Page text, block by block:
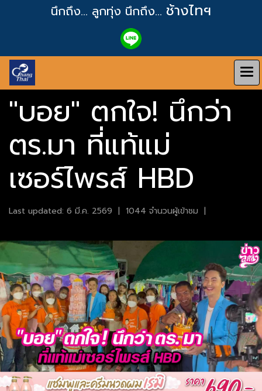
นึกถึง... ลูกทุ่ง นึกถึง... ช้างไทฯ
"บอย" ตกใจ! นึกว่า
ตร.มา ที่แท้แม่
เซอร์ไพรส์ HBD
Last updated: 6 มี.ค. 2569 | 1044 จำนวนผู้เข้าชม |